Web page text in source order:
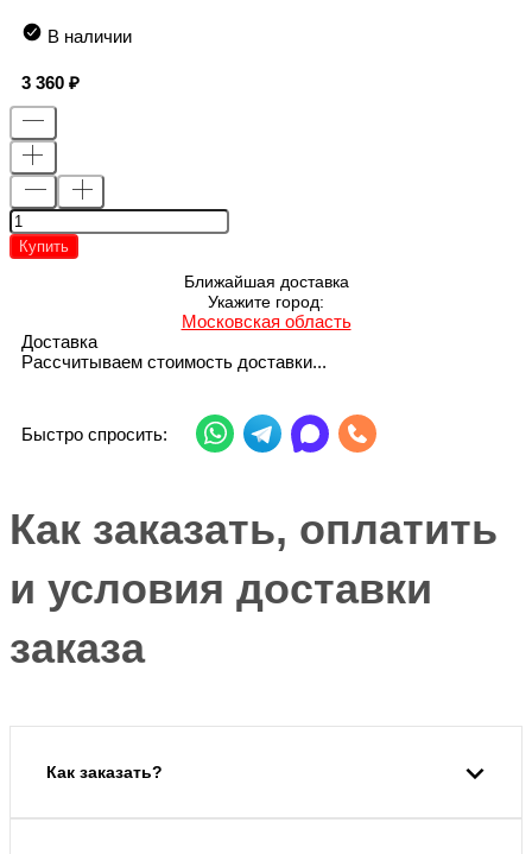
В наличии
3 360
Купить
Ближайшая доставка
Укажите город:
Московская область
Доставка
Рассчитываем стоимость доставки...
Быстро спросить:
Как заказать, оплатить
и условия доставки
заказа
Как заказать?